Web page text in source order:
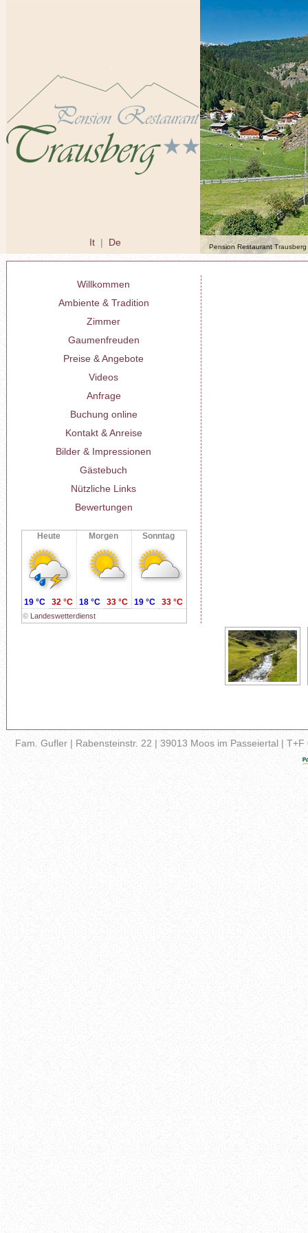
It De
Pension Restaurant
Willkommen
Ambiente & Tradition
Zimmer
Gaumenfreuden
Preise & Angebote
Videos
Anfrage
Buchung online
Kontakt & Anreise
Bilder & Impressionen
Gästebuch
Nützliche Links
Bewertungen
Heute Morgen Sonntag
© Landeswetterdienst
19 °C 32 °C 18 °C 33 °C 19 °C 33 °C
Fam. Gufler | Rabensteinstr. 22 | 39013 Moos im Passeiertal |